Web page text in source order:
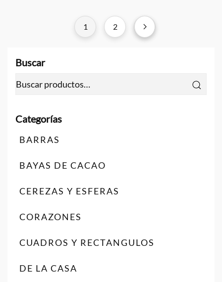
1 2
Buscar
Buscar
BARRAS
BAYAS DE CACAO
CEREZAS Y ESFERAS
CORAZONES
CUADROS Y RECTANGULOS
DE LA CASA